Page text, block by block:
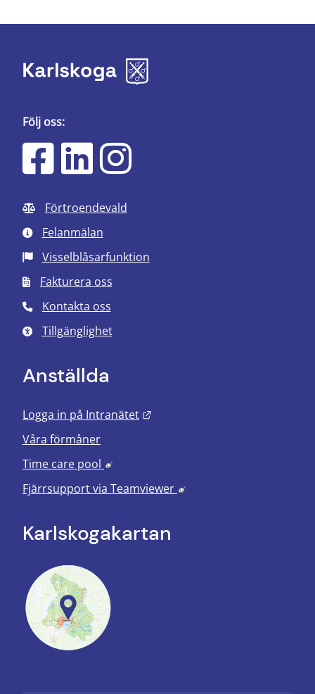
Följ oss:
Förtroendevald
Felanmälan
Visselblåsarfunktion
Fakturera oss
Kontakta oss
Tillgänglighet
Anställda
Logga in på Intranätet
Våra förmåner
Time care pool
Länk till annan webbplats, öppnas i
Fjärrsupport via Teamviewer Länk till annan
Karlskoga­kartan